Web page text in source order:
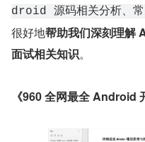
droid 源码相关分析、常
很好地帮助我们深刻理解
面试相关知识。
《960 全网最全 Android